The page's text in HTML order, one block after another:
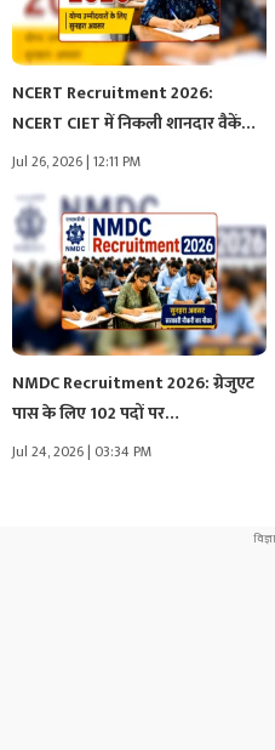
NCERT Recruitment 2026:
NCERT CIET में निकली शानदार वैकेंसी,
इन…
Jul 26, 2026 | 12:11 PM
NMDC Recruitment 2026: ग्रेजुएट
पास के लिए 102 पदों पर…
Jul 24, 2026 | 03:34 PM